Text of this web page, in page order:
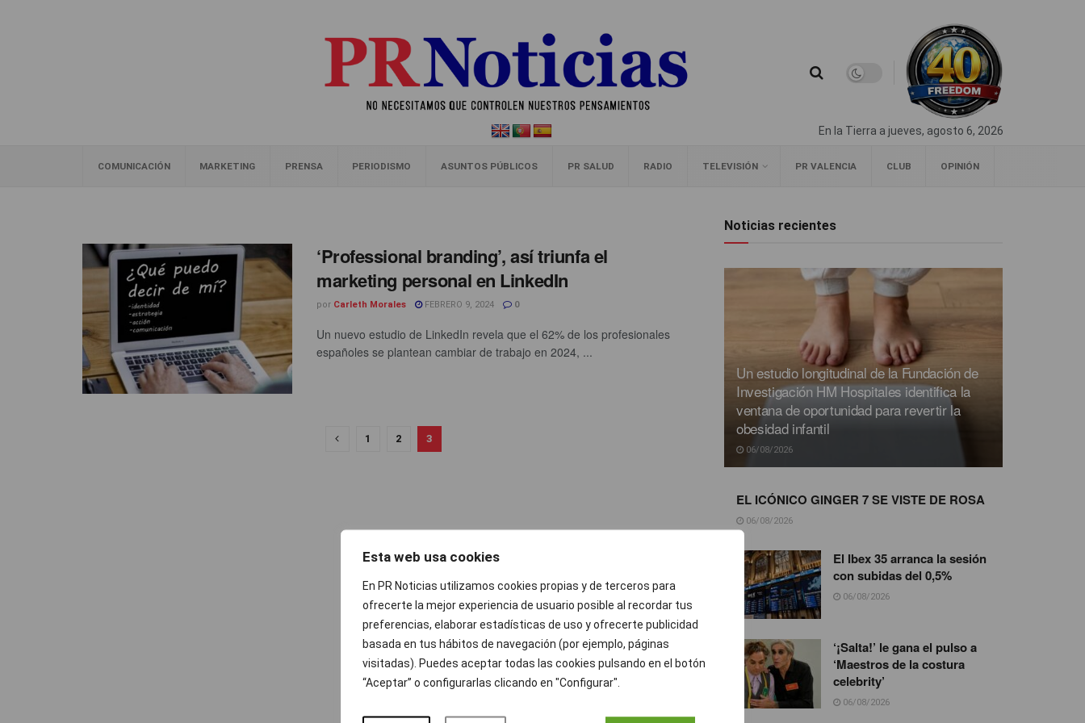
Esta web usa cookies
En PR Noticias utilizamos cookies propias y de terceros para
ofrecerte la mejor experiencia de usuario posible al recordar tus
preferencias, elaborar estadísticas de uso y ofrecerte publicidad
basada en tus hábitos de navegación (por ejemplo, páginas
visitadas). Puedes aceptar todas las cookies pulsando en el botón
“Aceptar” o configurarlas clicando en "Configurar".
En la Tierra a jueves, agosto 6, 2026
COMUNICACIÓN MARKETING PRENSA PERIODISMO ASUNTOS PÚBLICOS PR SALUD RADIO TELEVISIÓN PR VALENCIA CLUB OPINIÓN
‘Professional branding’, así triunfa el
marketing personal en LinkedIn
por Carleth Morales FEBRERO 9, 2024 0
Un nuevo estudio de LinkedIn revela que el 62% de los profesionales
españoles se plantean cambiar de trabajo en 2024, ...
1 2 3
Noticias recientes
Un estudio longitudinal de la Fundación de
Investigación HM Hospitales identifica la
ventana de oportunidad para revertir la
obesidad infantil
06/08/2026
EL ICÓNICO GINGER 7 SE VISTE DE ROSA
06/08/2026
El Ibex 35 arranca la sesión
con subidas del 0,5%
06/08/2026
‘¡Salta!’ le gana el pulso a
‘Maestros de la costura
celebrity’
06/08/2026